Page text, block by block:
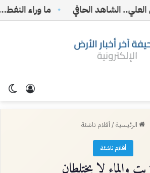
الشاهد الحافي ما وراء النفط…
تسجيل
الرئيسية/أقلام ناشئة
أقلام ناشئة